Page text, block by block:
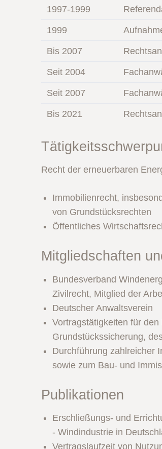
1997-1999
1999
Bis 2007
Seit 2004
Seit 2007
Bis 2021
Recht der erneuerbaren
Immobilienrecht,
von Grundstücksrechten
Öffentliches
Mitgliedschaften
Bundesverband
Zivilrecht, Mitglied der
Deutscher Anwaltsverein
Vortragstätigkeiten für
Grundstückssicherung,
Durchführung zahlreicher
sowie zum Bau- und
Publikationen
Erschließungs- und
- Windindustrie in
Vertragslaufzeit von